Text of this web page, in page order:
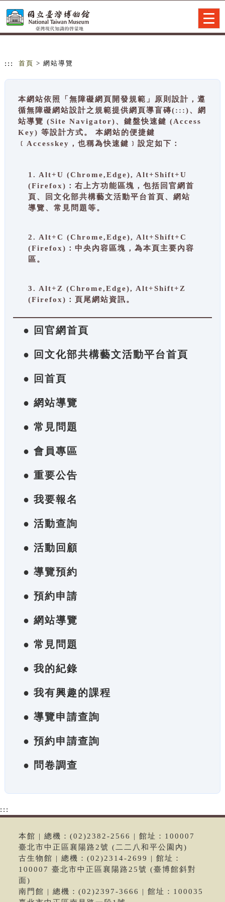
::: 首頁 > 網站導覽
本網站依照「無障礙網頁開發規範」原則設計，遵
循無障礙網站設計之規範提供網頁導盲磚(:::)、網
站導覽 (Site Navigator)、鍵盤快速鍵 (Access
Key) 等設計方式。 本網站的便捷鍵
﹝Accesskey，也稱為快速鍵﹞設定如下：
1. Alt+U (Chrome,Edge), Alt+Shift+U
(Firefox)：右上方功能區塊，包括回官網首
頁、回文化部共構藝文活動平台首頁、網站
導覽、常見問題等。
2. Alt+C (Chrome,Edge), Alt+Shift+C
(Firefox)：中央內容區塊，為本頁主要內容
區。
3. Alt+Z (Chrome,Edge), Alt+Shift+Z
(Firefox)：頁尾網站資訊。
● 回官網首頁
● 回文化部共構藝文活動平台首頁
● 回首頁
● 網站導覽
● 常見問題
● 會員專區
● 重要公告
● 我要報名
● 活動查詢
● 活動回顧
● 導覽預約
● 預約申請
● 網站導覽
● 常見問題
● 我的紀錄
● 我有興趣的課程
● 導覽申請查詢
● 預約申請查詢
● 問卷調查
:::
本館 | 總機：(02)2382-2566 | 館址：100007
臺北市中正區襄陽路2號 (二二八和平公園內)
古生物館 | 總機：(02)2314-2699 | 館址：
100007 臺北市中正區襄陽路25號 (臺博館斜對
面)
南門館 | 總機：(02)2397-3666 | 館址：100035